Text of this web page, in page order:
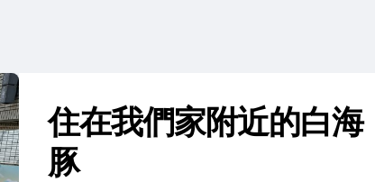
住在我們家附近的白海
豚